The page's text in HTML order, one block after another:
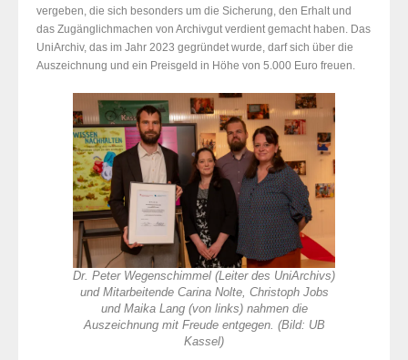
vergeben, die sich besonders um die Sicherung, den Erhalt und
das Zugänglichmachen von Archivgut verdient gemacht haben. Das
UniArchiv, das im Jahr 2023 gegründet wurde, darf sich über die
Auszeichnung und ein Preisgeld in Höhe von 5.000 Euro freuen.
Dr. Peter Wegenschimmel (Leiter des UniArchivs)
und Mitarbeitende Carina Nolte, Christoph Jobs
und Maika Lang (von links) nahmen die
Auszeichnung mit Freude entgegen. (Bild: UB
Kassel)